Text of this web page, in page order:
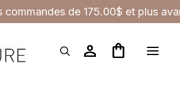
commandes de 175.00$ et plus
person shopping_bag